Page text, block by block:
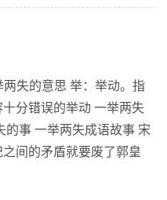
失的意思 举：举动。指
分错误的举动 一举两失
的事 一举两失成语故事 宋
间的矛盾就要废了郭皇